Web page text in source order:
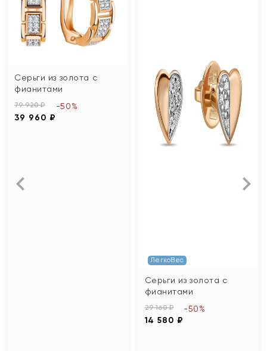
Серьги из золота с
фианитами
79 920 ₽
39 960 ₽
-50%
ЛегкоВес
Серьги из золота с
фианитами
29 160 ₽
14 580 ₽
-50%